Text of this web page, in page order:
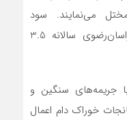
می‌نمایند. سود
کارخانجات خوراک دام و طیور خراسان‌رضوی سالانه 3.5
جریمه‌های سنگین و
خوراک دام اعمال